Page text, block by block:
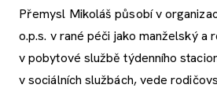
Přemysl Mikoláš působí v
o.p.s. v rané péči jako manželský a
v pobytové službě týdenního
v sociálních službách, vede